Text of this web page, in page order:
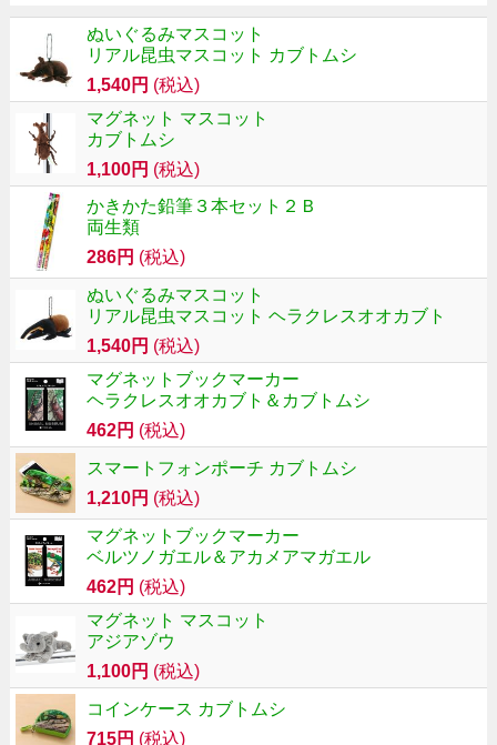
ぬいぐるみマスコット
リアル昆虫マスコット カブトムシ
1,540円 (税込)
マグネット マスコット
カブトムシ
1,100円 (税込)
かきかた鉛筆３本セット２Ｂ
両生類
286円 (税込)
ぬいぐるみマスコット
リアル昆虫マスコット ヘラクレスオオカブト
1,540円 (税込)
マグネットブックマーカー
ヘラクレスオオカブト＆カブトムシ
462円 (税込)
スマートフォンポーチ カブトムシ
1,210円 (税込)
マグネットブックマーカー
ベルツノガエル＆アカメアマガエル
462円 (税込)
マグネット マスコット
アジアゾウ
1,100円 (税込)
コインケース カブトムシ
715円 (税込)